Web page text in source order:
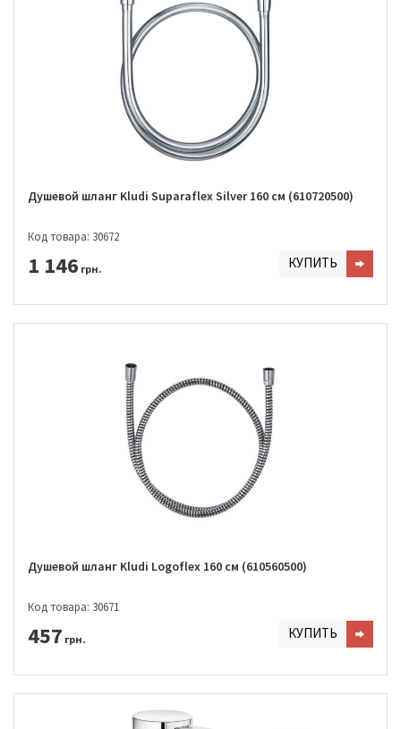
Душевой шланг Kludi Suparaflex Silver 160 см (610720500)
Код товара: 30672
1 146 грн. КУПИТЬ
Душевой шланг Kludi Logoflex 160 см (610560500)
Код товара: 30671
457 грн. КУПИТЬ